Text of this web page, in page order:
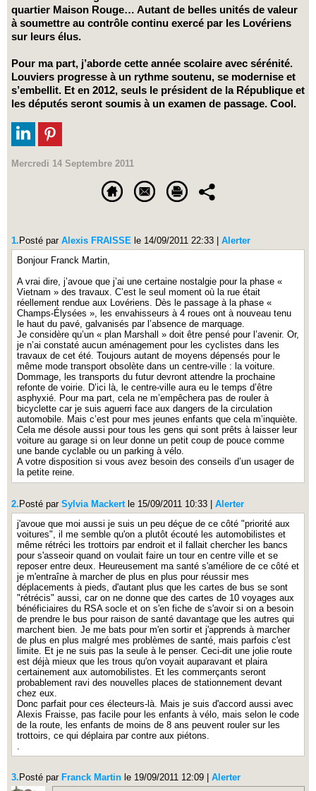
quartier Maison Rouge… Autant de belles unités de valeur
à soumettre au contrôle continu exercé par les Lovériens
sur leurs élus.
Pour ma part, j’aborde cette année scolaire avec sérénité.
Louviers progresse à un rythme soutenu, se modernise et
s’embellit. Et en 2012, seuls le président de la République et
les députés seront soumis à un examen de passage. Cool.
Mercredi 14 Septembre 2011
1. Posté par Alexis FRAISSE le 14/09/2011 22:33
Alerter
Bonjour Franck Martin,
A vrai dire, j’avoue que j’ai une certaine nostalgie pour la phase «
Vietnam » des travaux. C’est le seul moment où la rue était
réellement rendue aux Lovériens. Dès le passage à la phase «
Champs-Élysées », les envahisseurs à 4 roues ont à nouveau tenu
le haut du pavé, galvanisés par l’absence de marquage.
Je considère qu’un « plan Marshall » doit être pensé pour l’avenir. Or,
je n’ai constaté aucun aménagement pour les cyclistes dans les
travaux de cet été. Toujours autant de moyens dépensés pour le
même mode transport obsolète dans un centre-ville : la voiture.
Dommage, les transports du futur devront attendre la prochaine
refonte de voirie. D’ici là, le centre-ville aura eu le temps d’être
asphyxié. Pour ma part, cela ne m’empêchera pas de rouler à
bicyclette car je suis aguerri face aux dangers de la circulation
automobile. Mais c’est pour mes jeunes enfants que cela m’inquiète.
Cela me désole aussi pour tous les gens qui sont prêts à laisser leur
voiture au garage si on leur donne un petit coup de pouce comme
une bande cyclable ou un parking à vélo.
A votre disposition si vous avez besoin des conseils d’un usager de
la petite reine.
2.Posté par Sylvia Mackert le 15/09/2011 10:33 | Alerter
j'avoue que moi aussi je suis un peu déçue de ce côté "priorité aux
voitures", il me semble qu'on a plutôt écouté les automobilistes et
même rétréci les trottoirs par endroit et il fallait chercher les bancs
pour s'asseoir quand on voulait faire un tour en centre ville et se
reposer entre deux. Heureusement ma santé s'améliore de ce côté et
je m'entraîne à marcher de plus en plus pour réussir mes
déplacements à pieds, d'autant plus que les cartes de bus se sont
"rétrécis" aussi, car on ne donne que des cartes de 10 voyages aux
bénéficiaires du RSA socle et on s'en fiche de s'avoir si on a besoin
de prendre le bus pour raison de santé davantage que les autres qui
marchent bien. Je me bats pour m'en sortir et j'apprends à marcher
de plus en plus malgré mes problèmes de santé, mais parfois c'est
limite. Et je ne suis pas la seule à le penser. Ceci-dit une jolie route
est déjà mieux que les trous qu'on voyait auparavant et plaira
certainement aux automobilistes. Et les commerçants seront
probablement ravi des nouvelles places de stationnement devant
chez eux.
Donc parfait pour ces électeurs-là. Mais je suis d'accord aussi avec
Alexis Fraisse, pas facile pour les enfants à vélo, mais selon le code
de la route, les enfants de moins de 8 ans peuvent rouler sur les
trottoirs, ce qui déplaira par contre aux piétons.
3. Posté par Franck Martin le 19/09/2011 12:09
Alerter